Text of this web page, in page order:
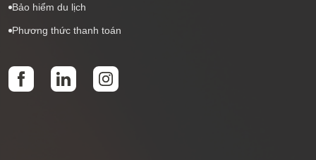
Bảo hiểm du lịch
Phương thức thanh toán